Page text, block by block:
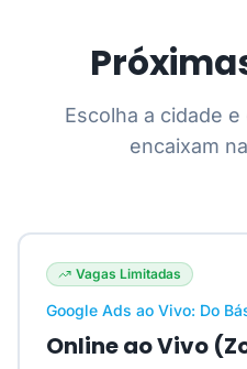
Escolha a cidade
encaixam
Vagas Limitadas
Google Ads ao Vivo: Do
Online ao Vivo